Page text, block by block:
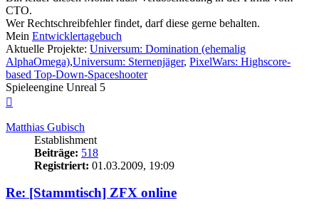
CTO.
Wer Rechtschreibfehler findet, darf diese gerne behalten.
Mein Entwicklertagebuch
Aktuelle Projekte: Universum: Domination (ehemalig
AlphaOmega),Universum: Sternenjäger, PixelWars: Highscore-
based Top-Down-Spaceshooter
Spieleengine Unreal 5
Matthias Gubisch
Establishment
Beiträge: 518
Registriert: 01.03.2009, 19:09
Re: [Stammtisch] ZFX online